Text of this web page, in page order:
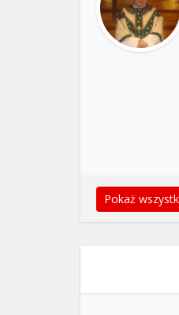
Pokaż